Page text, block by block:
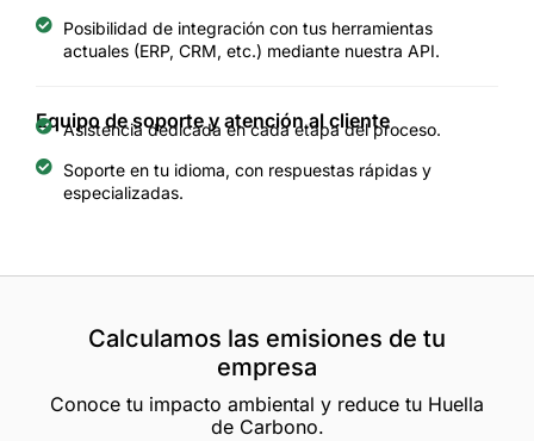
Posibilidad de integración con tus herramientas
actuales (ERP, CRM, etc.) mediante nuestra API.
Equipo de soporte y atención al cliente
Asistencia dedicada en cada etapa del proceso.
Soporte en tu idioma, con respuestas rápidas y
especializadas.
Calculamos las emisiones de tu
empresa
Conoce tu impacto ambiental y reduce tu Huella
de Carbono.